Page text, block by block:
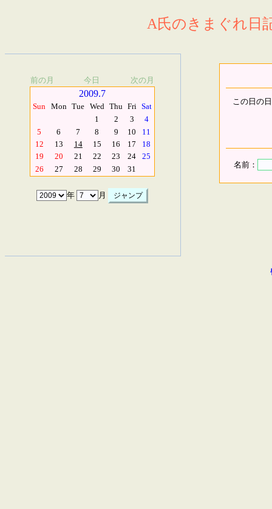
A氏のきまぐれ日
前の月 今日 次の月
2009.7
Sun Mon Tue Wed Thu Fri Sat
1
2 3
4
5
6 7 8 9 10
11
12
13 14 15 16 17
18
19
20 21 22 23 24
25
26
27 28 29 30 31
年 月
この日の
名前：